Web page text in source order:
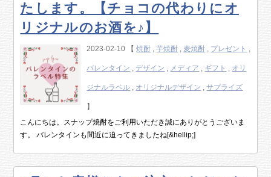
たします。【チョコの代わりにオ
リジナルのお酒を♪】
2023-02-10 【焼酎 ,芋焼酎 , 麦焼酎 , プレゼント ,
バレンタイン , デザイン , メディア , ギフト , オリ
ジナルラベル , オリジナルデザイン ,サプライズ
】
こんにちは。スナップ焼酎をご利用いただき誠にありがとうございま
す。 バレンタインも間近に迫ってきましたね[&hellip;]